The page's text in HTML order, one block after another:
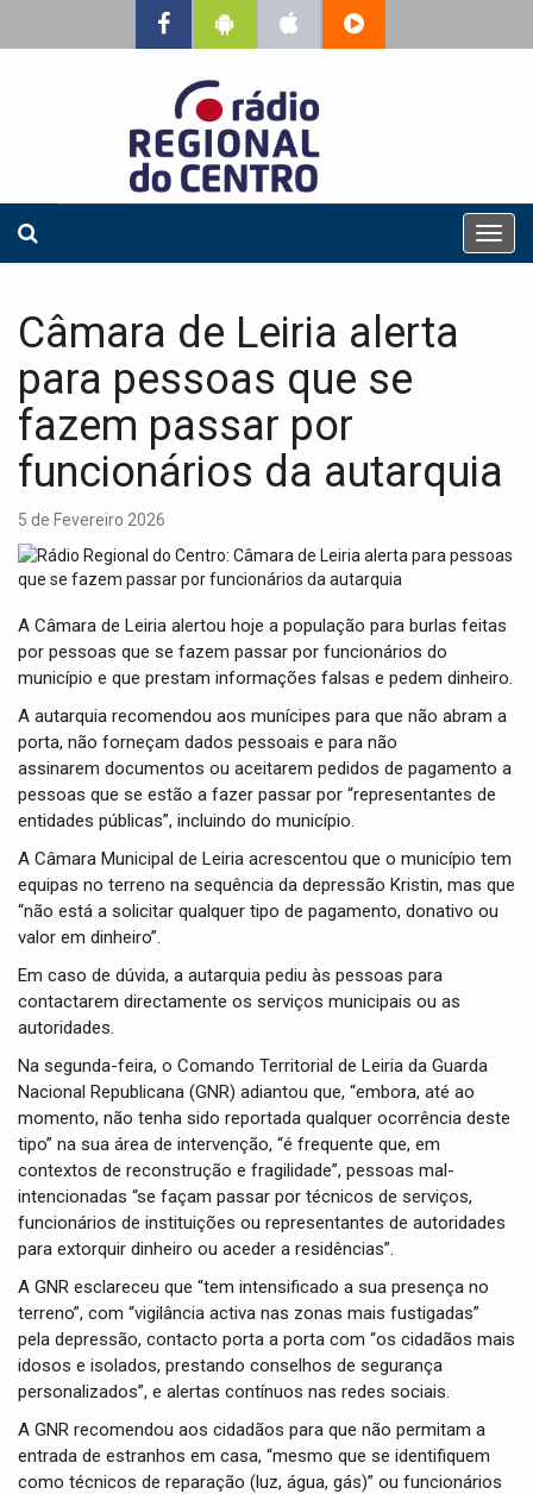
T
o
i
g
i
Câmara de Leiria alerta
para pessoas que se
fazem passar por
funcionários da autarquia
5 de Fevereiro 2026
A Câmara de Leiria alertou hoje a população para burlas feitas
por pessoas que se fazem passar por funcionários do
município e que prestam informações falsas e pedem dinheiro.
A autarquia recomendou aos munícipes para que não abram a
porta, não forneçam dados pessoais e para não
assinarem documentos ou aceitarem pedidos de pagamento a
pessoas que se estão a fazer passar por “representantes de
entidades públicas”, incluindo do município.
A Câmara Municipal de Leiria acrescentou que o município tem
equipas no terreno na sequência da depressão Kristin, mas que
“não está a solicitar qualquer tipo de pagamento, donativo ou
valor em dinheiro”.
Em caso de dúvida, a autarquia pediu às pessoas para
contactarem directamente os serviços municipais ou as
autoridades.
Na segunda-feira, o Comando Territorial de Leiria da Guarda
Nacional Republicana (GNR) adiantou que, “embora, até ao
momento, não tenha sido reportada qualquer ocorrência deste
tipo” na sua área de intervenção, “é frequente que, em
contextos de reconstrução e fragilidade”, pessoas mal-
intencionadas “se façam passar por técnicos de serviços,
funcionários de instituições ou representantes de autoridades
para extorquir dinheiro ou aceder a residências”.
A GNR esclareceu que “tem intensificado a sua presença no
terreno”, com “vigilância activa nas zonas mais fustigadas”
pela depressão, contacto porta a porta com “os cidadãos mais
idosos e isolados, prestando conselhos de segurança
personalizados”, e alertas contínuos nas redes sociais.
A GNR recomendou aos cidadãos para que não permitam a
entrada de estranhos em casa, “mesmo que se identifiquem
como técnicos de reparação (luz, água, gás)” ou funcionários